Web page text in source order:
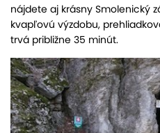
nájdete aj krásny Smolenický
kvapľovú výzdobu,
trvá približne 35 minút.